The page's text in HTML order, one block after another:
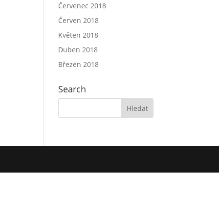
Červenec 2018
Červen 2018
Květen 2018
Duben 2018
Březen 2018
Search